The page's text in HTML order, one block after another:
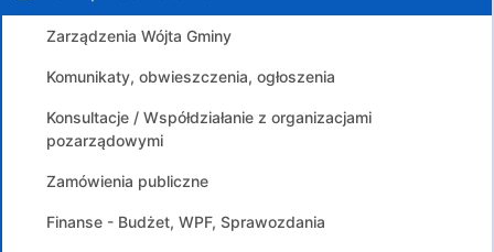
Zarządzenia Wójta Gminy
Komunikaty, obwieszczenia, ogłoszenia
Konsultacje / Współdziałanie z organizacjami
pozarządowymi
Zamówienia publiczne
Finanse - Budżet, WPF, Sprawozdania